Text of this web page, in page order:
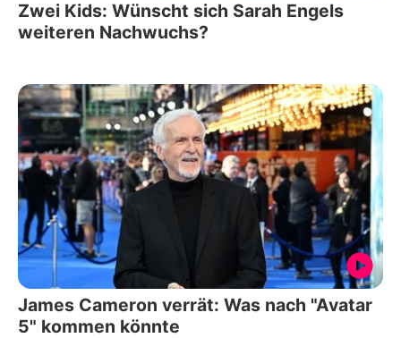
Zwei Kids: Wünscht sich Sarah Engels
weiteren Nachwuchs?
James Cameron verrät: Was nach "Avatar
5" kommen könnte